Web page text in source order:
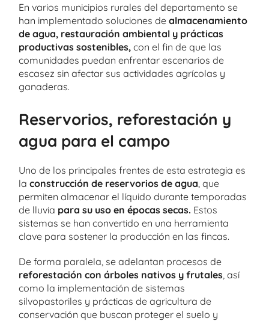
En varios municipios rurales del departamento se
han implementado soluciones de almacenamiento
de agua, restauración ambiental y prácticas
productivas sostenibles, con el fin de que las
comunidades puedan enfrentar escenarios de
escasez sin afectar sus actividades agrícolas y
ganaderas.
Reservorios, reforestación y
agua para el campo
Uno de los principales frentes de esta estrategia es
la construcción de reservorios de agua, que
permiten almacenar el líquido durante temporadas
de lluvia para su uso en épocas secas. Estos
sistemas se han convertido en una herramienta
clave para sostener la producción en las fincas.
De forma paralela, se adelantan procesos de
reforestación con árboles nativos y frutales, así
como la implementación de sistemas
silvopastoriles y prácticas de agricultura de
conservación que buscan proteger el suelo y